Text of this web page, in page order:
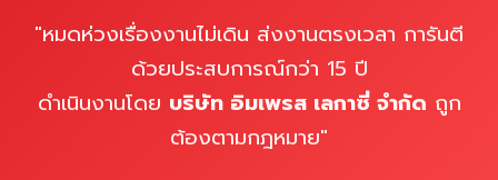
"หมดห่วงเรื่องงานไม่เดิน ส่งงานตรงเวลา การันตี
ด้วยประสบการณ์กว่า 15 ปี
ดำเนินงานโดย บริษัท อิมเพรส เลกาซี่ จำกัด ถูก
ต้องตามกฎหมาย"